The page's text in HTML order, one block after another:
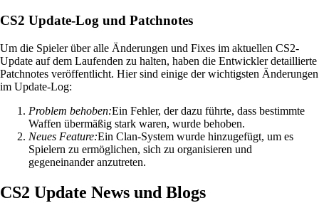
CS2 Update-Log und Patchnotes
Um die Spieler über alle Änderungen und Fixes im aktuellen CS2-
Update auf dem Laufenden zu halten, haben die Entwickler detaillierte
Patchnotes veröffentlicht. Hier sind einige der wichtigsten Änderungen
im Update-Log:
Problem behoben:Ein Fehler, der dazu führte, dass bestimmte
Waffen übermäßig stark waren, wurde behoben.
Neues Feature:Ein Clan-System wurde hinzugefügt, um es
Spielern zu ermöglichen, sich zu organisieren und
gegeneinander anzutreten.
CS2 Update News und Blogs